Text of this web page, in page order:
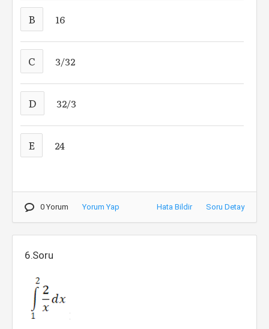
B 16
C 3/32
D 32/3
E 24
0 Yorum Yorum Yap Hata Bildir Soru Detay
6.Soru